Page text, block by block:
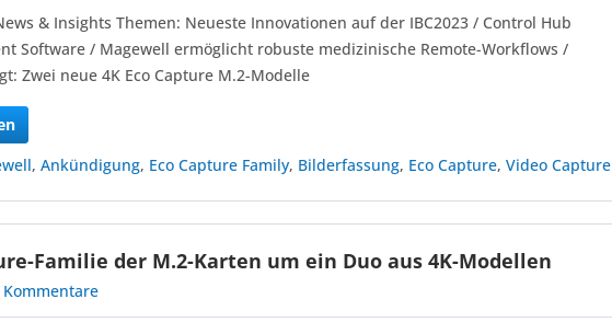
& Insights Themen: Neueste Innovationen auf der IBC2023 / Control Hub
Software / Magewell ermöglicht robuste medizinische Remote-Workflows /
Zwei neue 4K Eco Capture M.2-Modelle
,Ankündigung, Eco Capture Family, Bilderfassung, Eco Capture,Video Capture
Familie der M.2-Karten um ein Duo aus 4K-Modellen
Kommentare